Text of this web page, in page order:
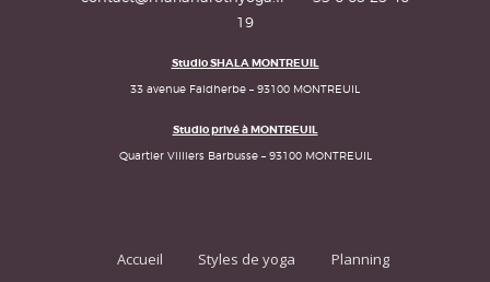
19
Studio SHALA MONTREUIL
33 avenue Faidherbe – 93100 MONTREUIL
Studio privé à MONTREUIL
Quartier Villiers Barbusse – 93100 MONTREUIL
Accueil Styles de yoga
Planning